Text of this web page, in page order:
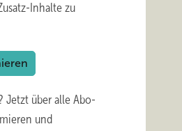
Inhalte zu
Jetzt über alle Abo-
und